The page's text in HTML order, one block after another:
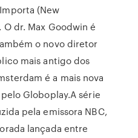
(New
dr. Max Goodwin é
o novo diretor
mais antigo dos
é a mais nova
Globoplay.A série
pela emissora NBC,
lançada entre